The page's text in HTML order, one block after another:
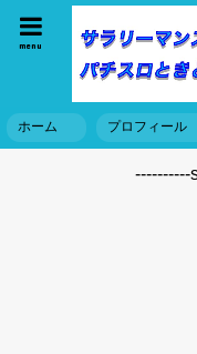
menu
ホーム プロフィール
----------